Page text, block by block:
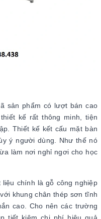
sản phẩm có lượt bán cao
kế rất thông minh, tiện
Thiết kế kết cấu mặt bàn
ý người dùng. Như thế nó
làm nơi nghỉ ngơi cho học
chính là gỗ công nghiệp
khung chân thép sơn tĩnh
cao. Cho nên các trường
tiết kiệm chi phí hiệu quả